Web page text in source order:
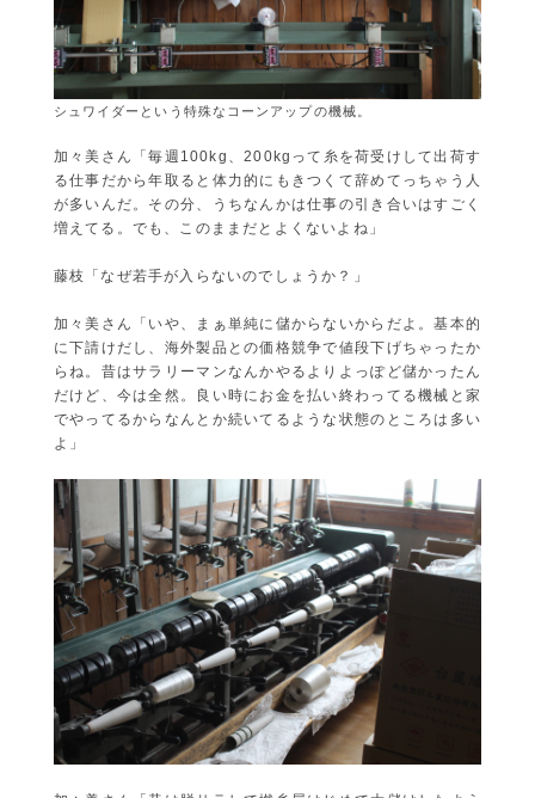
シュワイダーという特殊なコーンアップの機械。
加々美さん「毎週100kg、200kgって糸を荷受けして出荷す
る仕事だから年取ると体力的にもきつくて辞めてっちゃう人
が多いんだ。その分、うちなんかは仕事の引き合いはすごく
増えてる。でも、このままだとよくないよね」
藤枝「なぜ若手が入らないのでしょうか？」
加々美さん「いや、まぁ単純に儲からないからだよ。基本的
に下請けだし、海外製品との価格競争で値段下げちゃったか
らね。昔はサラリーマンなんかやるよりよっぽど儲かったん
だけど、今は全然。良い時にお金を払い終わってる機械と家
でやってるからなんとか続いてるような状態のところは多い
よ」